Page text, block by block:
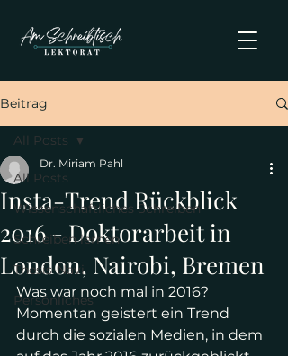
Beitrag
All Posts
Wissenschaftliches Schreiben
Schreiben lernen
Thesis-Navi
Persönliches
All Posts
Insta-Trend Rückblick
2016 - Doktorarbeit in
London, Nairobi, Bremen
Dr. Miriam Pahl
Was war noch mal in 2016?
Momentan geistert ein Trend
durch die sozialen Medien, in dem